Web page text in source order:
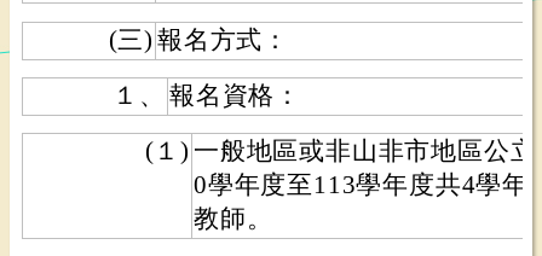
(三) 報名方式：
１、
報名資格：
(１) 一般地區或非山非市地區公
0學年度至113學年度共4學年
教師。